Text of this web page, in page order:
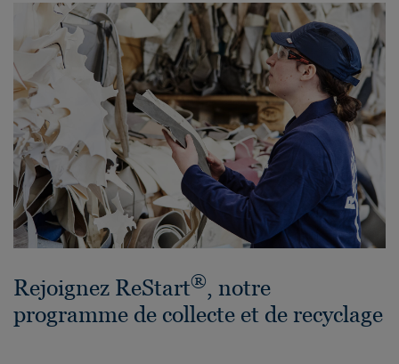
Rejoignez ReStart®, notre
programme de collecte et de recyclage